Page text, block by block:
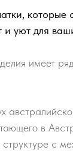
которые
и уют для
имеет
в
с